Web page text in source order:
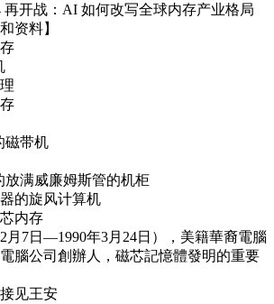
再开战：AI 如何改写全球内存产业格局
资料】
磁带机
放满威廉姆斯管的机柜
的旋风计算机
内存
月7日—1990年3月24日），美籍華裔電腦
腦公司創辦人，磁芯記憶體發明的重要
见王安